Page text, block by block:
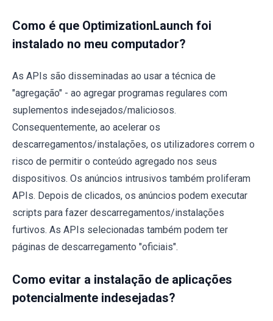
Como é que OptimizationLaunch foi
instalado no meu computador?
As APIs são disseminadas ao usar a técnica de
"agregação" - ao agregar programas regulares com
suplementos indesejados/maliciosos.
Consequentemente, ao acelerar os
descarregamentos/instalações, os utilizadores correm o
risco de permitir o conteúdo agregado nos seus
dispositivos. Os anúncios intrusivos também proliferam
APIs. Depois de clicados, os anúncios podem executar
scripts para fazer descarregamentos/instalações
furtivos. As APIs selecionadas também podem ter
páginas de descarregamento "oficiais".
Como evitar a instalação de aplicações
potencialmente indesejadas?